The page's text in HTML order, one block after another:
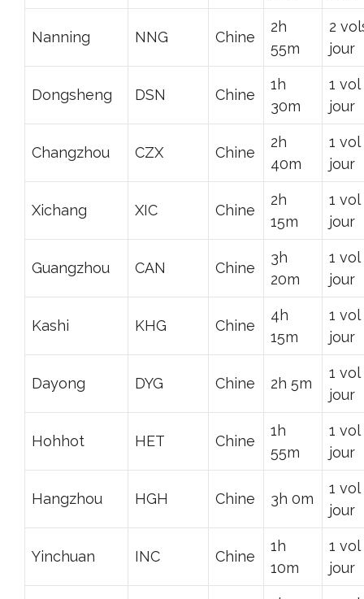
Nanning NNG Chine
2h
55m
2
jour
Dongsheng DSN Chine
1h
30m
1
jour
Changzhou CZX Chine
2h
40m
1
jour
Xichang XIC Chine
2h
15m
1
jour
Guangzhou CAN Chine
3h
20m
1
jour
Kashi KHG Chine
4h
15m
1
jour
Dayong DYG Chine 2h 5m
1
jour
Hohhot HET Chine
1h
55m
1
jour
Hangzhou HGH Chine 3h 0m
1
jour
Yinchuan INC Chine
1h
10m
1
jour